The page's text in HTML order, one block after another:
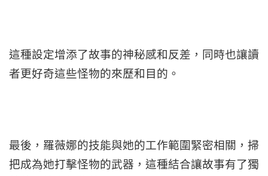
這種設定增添了故事的神秘感和反差，同時也讓讀
者更好奇這些怪物的來歷和目的。
最後，羅薇娜的技能與她的工作範圍緊密相關，掃
把成為她打擊怪物的武器，這種結合讓故事有了獨